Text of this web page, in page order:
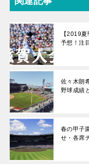
【2019
予想！注
佐々木朗
野球成績
春の甲子
せ・各席